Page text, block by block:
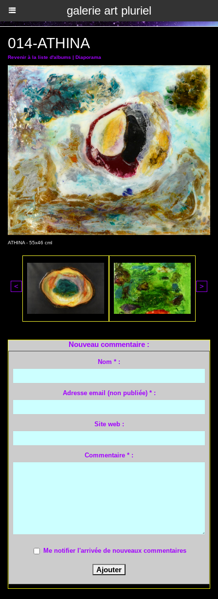
galerie art pluriel
014-ATHINA
Revenir à la liste d'albums | Diaporama
ATHINA - 55x46 cml
< >
Nouveau commentaire :
Nom * :
Adresse email (non publiée) * :
Site web :
Commentaire * :
Me notifier l'arrivée de nouveaux commentaires